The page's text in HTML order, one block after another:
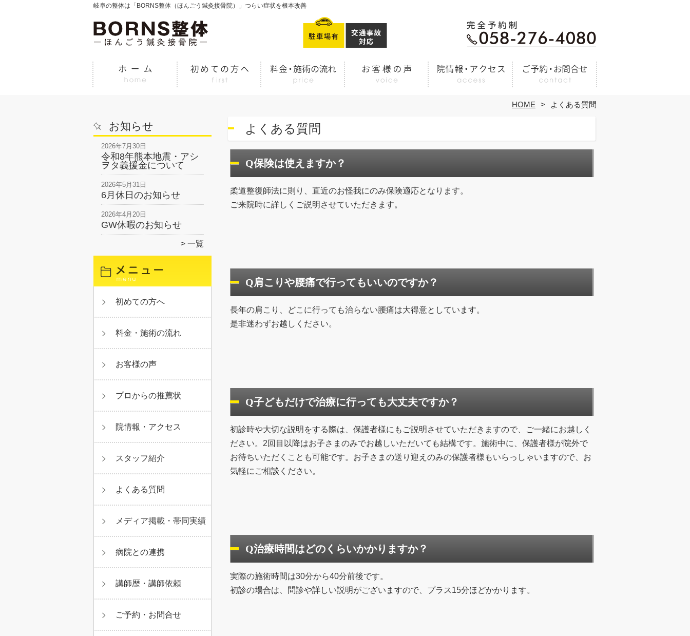
岐阜の整体は「BORNS整体（ほんごう鍼灸接骨院）」つらい症状を根本改善
HOME よくある質問
お知らせ
2026年7月30日
令和8年熊本地震・アシ
ヲタ義援金について
2026年5月31日
6月休日のお知らせ
2026年4月20日
GW休暇のお知らせ
一覧
初めての方へ
料金・施術の流れ
お客様の声
プロからの推薦状
院情報・アクセス
スタッフ紹介
よくある質問
メディア掲載・帯同実績
病院との連携
講師歴・講師依頼
ご予約・お問合せ
よくある質問
Q保険は使えますか？
柔道整復師法に則り、直近のお怪我にのみ保険適応となります。
ご来院時に詳しくご説明させていただきます。
Q肩こりや腰痛で行ってもいいのですか？
長年の肩こり、どこに行っても治らない腰痛は大得意としています。
是非迷わずお越しください。
Q子どもだけで治療に行っても大丈夫ですか？
初診時や大切な説明をする際は、保護者様にもご説明させていただきますので、ご一緒にお越しく
ださい。2回目以降はお子さまのみでお越しいただいても結構です。施術中に、保護者様が院外で
お待ちいただくことも可能です。お子さまの送り迎えのみの保護者様もいらっしゃいますので、お
気軽にご相談ください。
Q治療時間はどのくらいかかりますか？
実際の施術時間は30分から40分前後です。
初診の場合は、問診や詳しい説明がございますので、プラス15分ほどかかります。